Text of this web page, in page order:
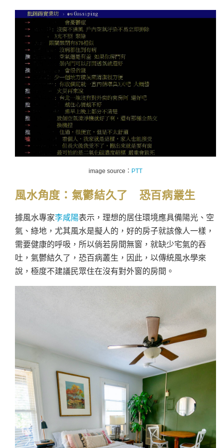
image source： PTT
風水角度： 氣鬱結久了 恐百病叢生
據風水專家李咸陽表示，理想的居住環境應具備陽光、空
氣、綠地，尤其風水是擬人的，好的房子就該像人一樣，
需要健康的呼吸，所以倘若房間無窗，就缺少宅氣的吞
吐，氣鬱結久了，恐百病叢生，因此，以傳統風水學來
說，極度不建議民眾住在沒有對外窗的房間。